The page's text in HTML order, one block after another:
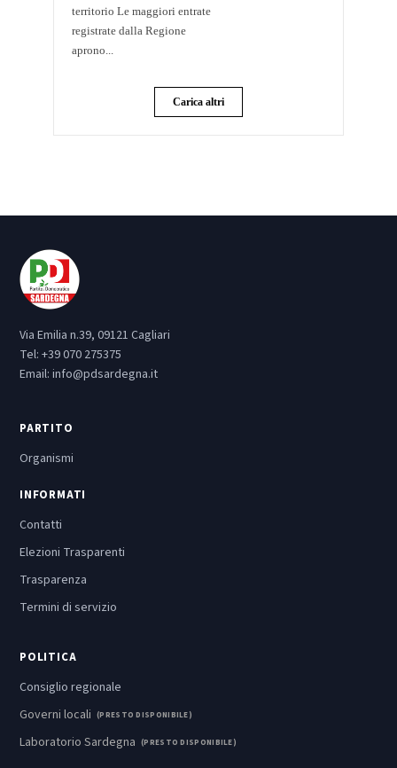
territorio Le maggiori entrate
registrate dalla Regione
aprono...
Carica altri
Via Emilia n.39, 09121 Cagliari
Tel: +39 070 275375
Email: info@pdsardegna.it
PARTITO
Organismi
INFORMATI
Contatti
Elezioni Trasparenti
Trasparenza
Termini di servizio
POLITICA
Consiglio regionale
Governi locali (PRESTO DISPONIBILE)
Laboratorio Sardegna (PRESTO DISPONIBILE)